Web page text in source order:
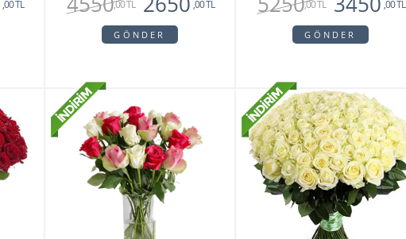
,00 TL ,00 TL ,00 TL
GÖNDER
,00 TL ,00 TL
GÖNDER